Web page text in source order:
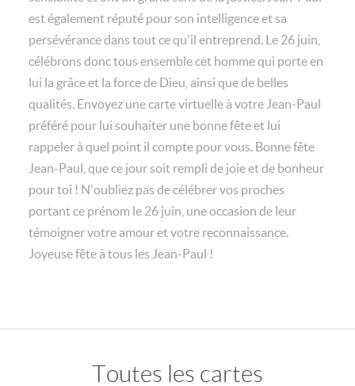
est également réputé pour son intelligence et sa
persévérance dans tout ce qu'il entreprend. Le 26 juin,
célébrons donc tous ensemble cet homme qui porte en
lui la grâce et la force de Dieu, ainsi que de belles
qualités. Envoyez une carte virtuelle à votre Jean-Paul
préféré pour lui souhaiter une bonne fête et lui
rappeler à quel point il compte pour vous. Bonne fête
Jean-Paul, que ce jour soit rempli de joie et de bonheur
pour toi ! N'oubliez pas de célébrer vos proches
portant ce prénom le 26 juin, une occasion de leur
témoigner votre amour et votre reconnaissance.
Joyeuse fête à tous les Jean-Paul !
Toutes les cartes